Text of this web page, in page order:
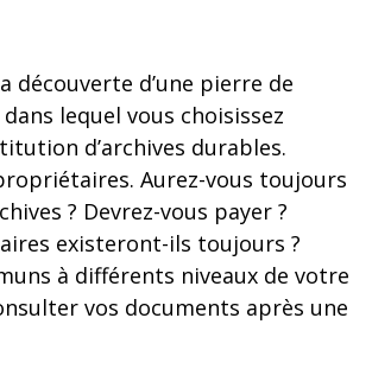
découverte d’une pierre de
lequel vous choisissez
d’archives durables.
Aurez-vous toujours
? Devrez-vous payer ?
existeront-ils toujours ?
à différents niveaux de votre
vos documents après une